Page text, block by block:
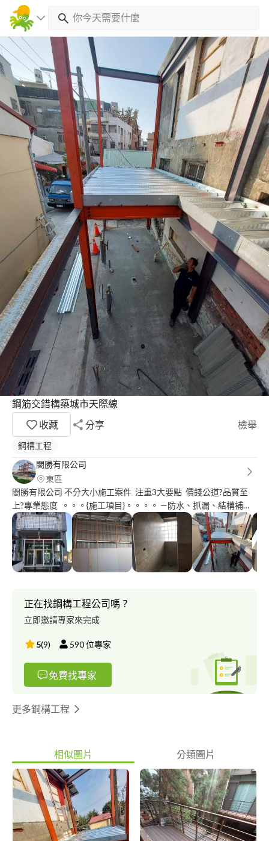
鋼筋交錯構築城市天際線
收藏
分享 檢舉
鋼構工程
閤勝有限公司
東區
閤勝有限公司 不分大小施工案件 注重3大要點 價錢公道?品質至
上?專業態度 。。。{施工項目}。。。。 —防水、抓漏、結構補強
— —油漆、壁癌、隔熱防鏽— （配合項目） (1)工廠擴建工程{H鋼
構} (2)住家頂樓搭建工程{C型剛} (3)屋頂漏水修繕保養。 (4)屋簷浪
板老舊拆除 (5)陽台窗戶屋外雨遮PVC板破損更新 (6)工地圍離施工
工程 (7)其他項目：各式不繡鋼門窗，欄桿，鍛造門窗，遮雨棚 ，
各式室內裝潢鐵件，採光罩，鐵皮屋，鋼構工程製作設計、木作裝
正在找鋼構工程公司嗎？
立即邀請專家來完成
5(9) 590位專家
免費找專家
更多鋼構工程
相似圖片 分類圖片